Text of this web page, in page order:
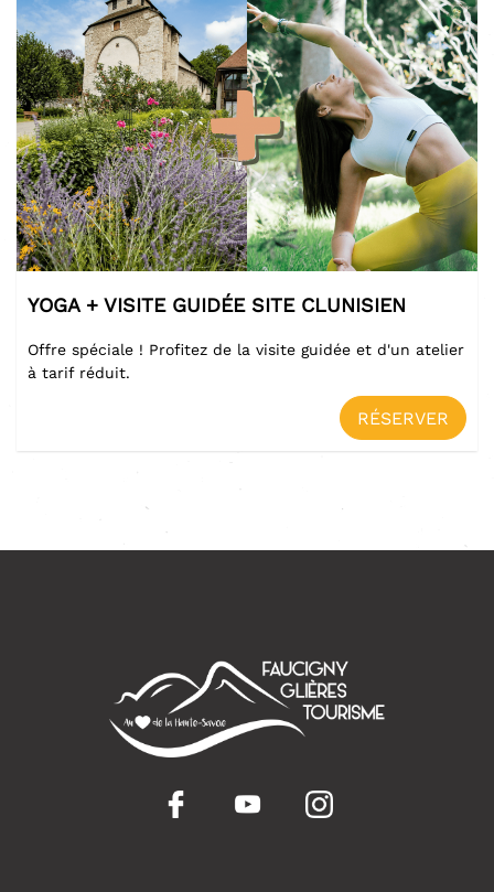
YOGA + VISITE GUIDÉE SITE CLUNISIEN
Offre spéciale ! Profitez de la visite guidée et d'un atelier
à tarif réduit.
RÉSERVER